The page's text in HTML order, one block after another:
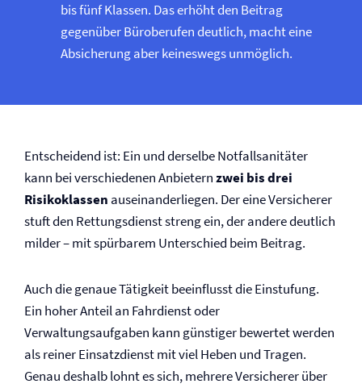
bis fünf Klassen. Das erhöht den Beitrag
gegenüber Büroberufen deutlich, macht eine
Absicherung aber keineswegs unmöglich.
Entscheidend ist: Ein und derselbe Notfallsanitäter
kann bei verschiedenen Anbieternzwei bis drei
Risikoklassen auseinanderliegen. Der eine Versicherer
stuft den Rettungsdienst streng ein, der andere deutlich
milder – mit spürbarem Unterschied beim Beitrag.
Auch die genaue Tätigkeit beeinflusst die Einstufung.
Ein hoher Anteil an Fahrdienst oder
Verwaltungsaufgaben kann günstiger bewertet werden
als reiner Einsatzdienst mit viel Heben und Tragen.
Genau deshalb lohnt es sich, mehrere Versicherer über